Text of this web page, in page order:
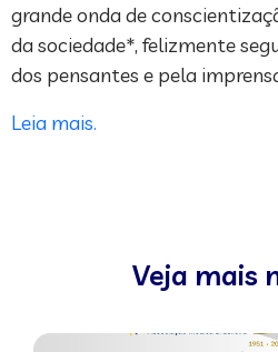
grande onda de
da sociedade*, felizmente
dos pensantes e pela
Leia mais.
Veja mais